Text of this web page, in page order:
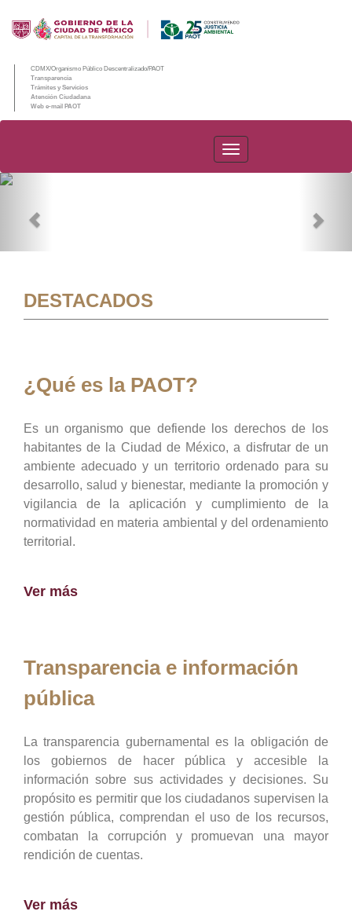
CDMX/Organismo Público Descentralizado/PAOT
Transparencia
Trámites y Servicios
Atención Ciudadana
Web e-mail PAOT
PAOT
DESTACADOS
¿Qué es la PAOT?
Es un organismo que defiende los derechos de los
habitantes de la Ciudad de México, a disfrutar de un
ambiente adecuado y un territorio ordenado para su
desarrollo, salud y bienestar, mediante la promoción y
vigilancia de la aplicación y cumplimiento de la
normatividad en materia ambiental y del ordenamiento
territorial.
Ver más
Transparencia e información
pública
La transparencia gubernamental es la obligación de
los gobiernos de hacer pública y accesible la
información sobre sus actividades y decisiones. Su
propósito es permitir que los ciudadanos supervisen la
gestión pública, comprendan el uso de los recursos,
combatan la corrupción y promuevan una mayor
rendición de cuentas.
Ver más